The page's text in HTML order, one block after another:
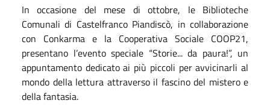
In occasione del mese di ottobre, le Biblioteche
Comunali di Castelfranco Piandiscò, in collaborazione
con Conkarma e la Cooperativa Sociale COOP21,
presentano l’evento speciale “Storie... da paura!”, un
appuntamento dedicato ai più piccoli per avvicinarli al
mondo della lettura attraverso il fascino del mistero e
della fantasia.